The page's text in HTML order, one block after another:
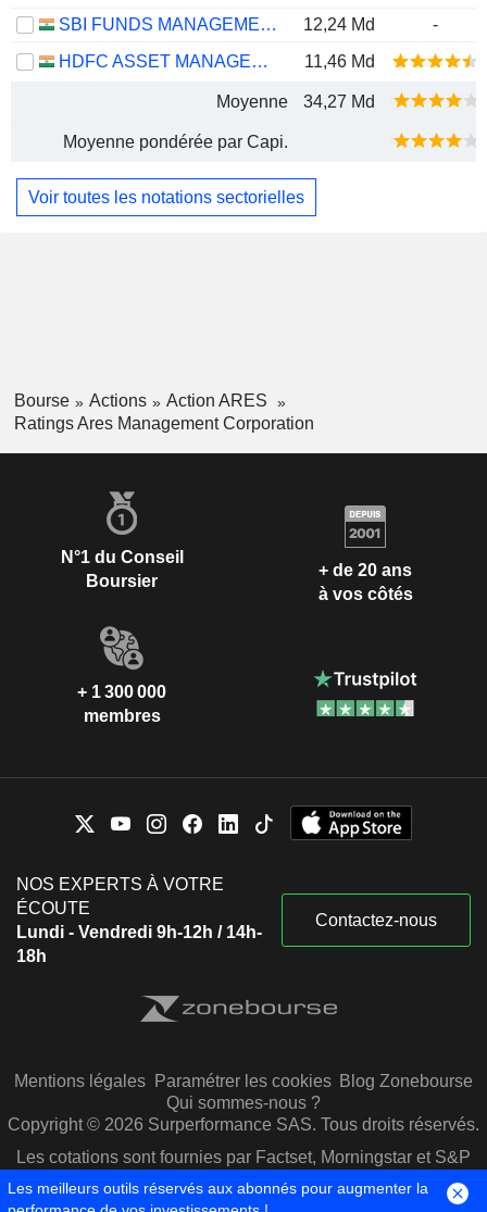
SBI FUNDS MANAGEMENT LIMITED
12,24 Md
-
HDFC ASSET MANAGEMENT COMPANY LIMITED
11,46 Md
Moyenne 34,27 Md
Moyenne pondérée par Capi.
Voir toutes les notations sectorielles
Bourse Actions
Action ARES
Ratings Ares Management Corporation
N°1 du Conseil
Boursier
+ de 20 ans
à vos côtés
+ 1 300 000
membres
NOS EXPERTS À VOTRE
ÉCOUTE
Lundi - Vendredi 9h-12h / 14h-
18h
Contactez-nous
Mentions légales Paramétrer les cookies Blog Zonebourse
Qui sommes-nous ?
Copyright © 2026 Surperformance SAS. Tous droits réservés.
Les cotations sont fournies par Factset, Morningstar et S&P
Capital IQ
Les meilleurs outils réservés aux abonnés pour augmenter la